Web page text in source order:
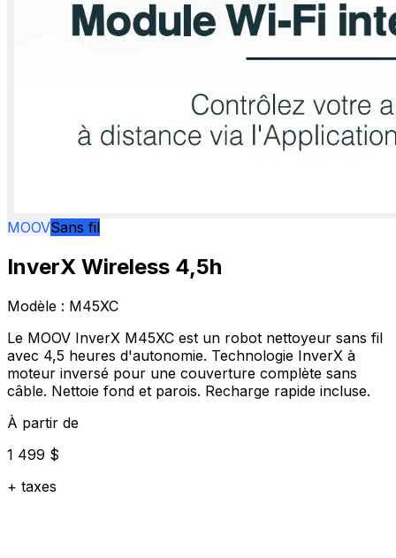
MOOVSans fil
InverX Wireless 4,5h
Modèle : M45XC
Le MOOV InverX M45XC est un robot nettoyeur sans fil
avec 4,5 heures d'autonomie. Technologie InverX à
moteur inversé pour une couverture complète sans
câble. Nettoie fond et parois. Recharge rapide incluse.
À partir de
1 499 $
+ taxes